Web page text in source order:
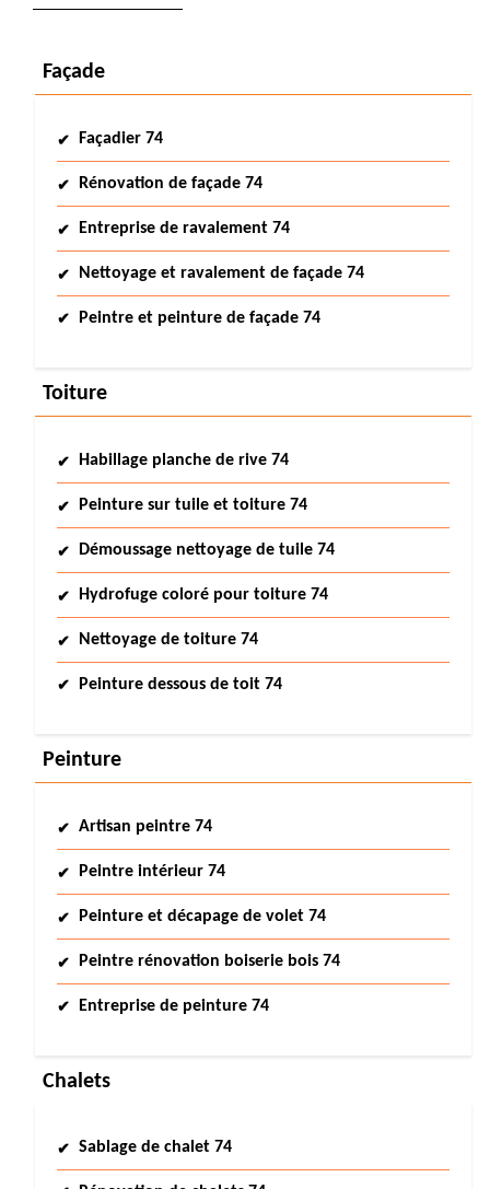
Façade
Façadier 74
Rénovation de façade 74
Entreprise de ravalement 74
Nettoyage et ravalement de façade 74
Peintre et peinture de façade 74
Toiture
Habillage planche de rive 74
Peinture sur tuile et toiture 74
Démoussage nettoyage de tuile 74
Hydrofuge coloré pour toiture 74
Nettoyage de toiture 74
Peinture dessous de toit 74
Peinture
Artisan peintre 74
Peintre intérieur 74
Peinture et décapage de volet 74
Peintre rénovation boiserie bois 74
Entreprise de peinture 74
Chalets
Sablage de chalet 74